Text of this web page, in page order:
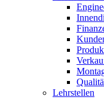
Lehrstellen